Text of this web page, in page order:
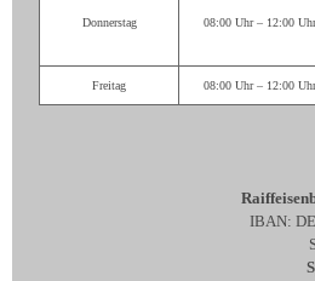
Donnerstag 08:00 Uhr – 12:00
Freitag 08:00 Uhr – 12:00
IBAN: